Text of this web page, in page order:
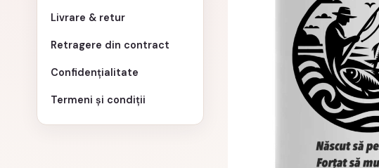
Livrare & retur
Retragere din contract
Confidențialitate
Termeni și condiții